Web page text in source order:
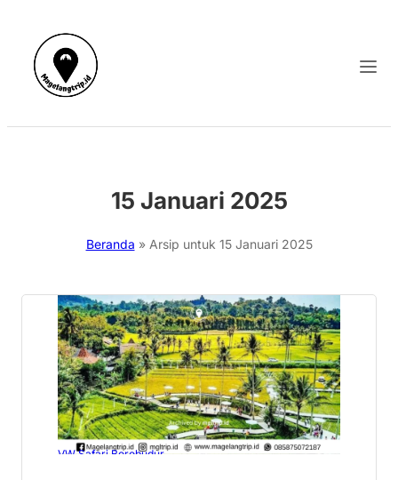
15 Januari 2025
Beranda » Arsip untuk 15 Januari 2025
VW Safari Borobudur